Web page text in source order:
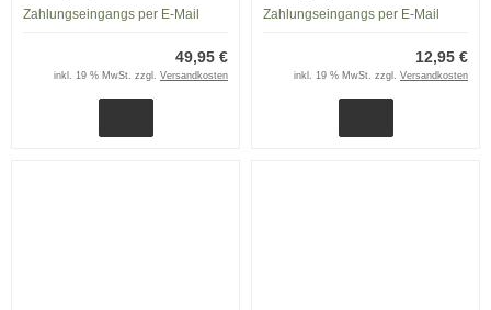
Zahlungseingangs per E-Mail
49,95 €
inkl. 19 % MwSt. zzgl. Versandkosten
Zahlungseingangs per E-Mail
12,95 €
inkl. 19 % MwSt. zzgl. Versandkosten